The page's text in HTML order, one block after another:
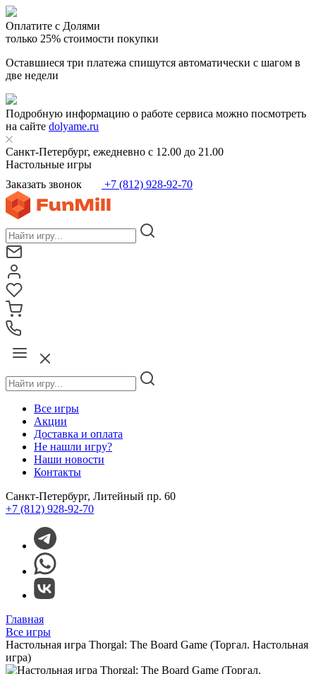
Оплатите с Долями
только 25% стоимости покупки
Оставшиеся три платежа спишутся автоматически с шагом в
две недели
Подробную информацию о работе сервиса можно посмотреть
на сайте dolyame.ru
Санкт-Петербург, ежедневно с 12.00 до 21.00
Настольные игры
Заказать звонок
+7 (812) 928-92-70
Все игры
Акции
Доставка и оплата
Не нашли игру?
Наши новости
Контакты
Санкт-Петербург, Литейный пр. 60
+7 (812) 928-92-70
Главная
Все игры
Настольная игра Thorgal: The Board Game (Торгал. Настольная
игра)